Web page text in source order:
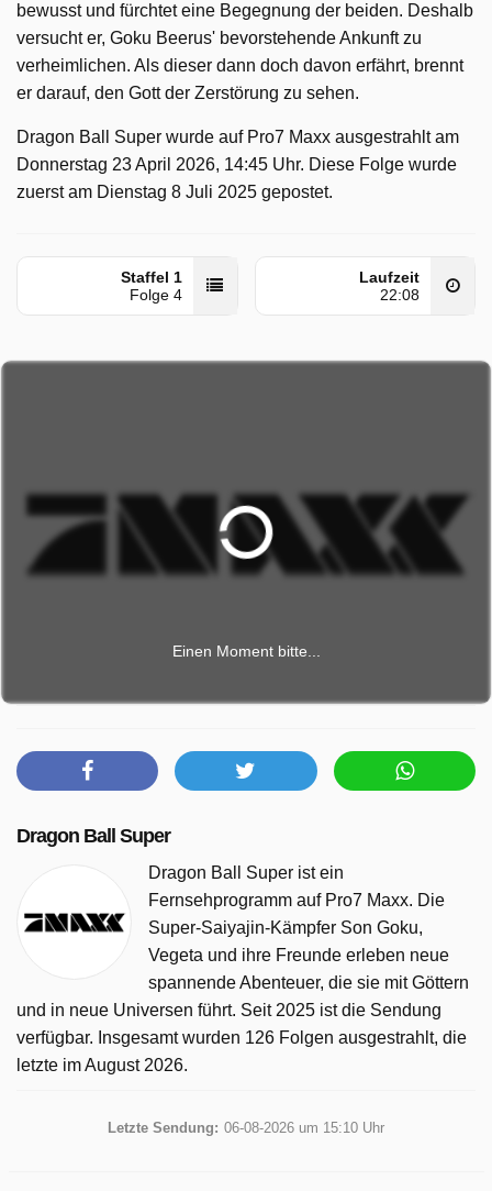
bewusst und fürchtet eine Begegnung der beiden. Deshalb
versucht er, Goku Beerus' bevorstehende Ankunft zu
verheimlichen. Als dieser dann doch davon erfährt, brennt
er darauf, den Gott der Zerstörung zu sehen.
Dragon Ball Super wurde auf Pro7 Maxx ausgestrahlt am
Donnerstag 23 April 2026, 14:45 Uhr. Diese Folge wurde
zuerst am Dienstag 8 Juli 2025 gepostet.
Staffel 1
Folge 4
Laufzeit
22:08
Einen Moment bitte...
Dragon Ball Super
Dragon Ball Super ist ein
Fernsehprogramm auf Pro7 Maxx. Die
Super-Saiyajin-Kämpfer Son Goku,
Vegeta und ihre Freunde erleben neue
spannende Abenteuer, die sie mit Göttern
und in neue Universen führt. Seit 2025 ist die Sendung
verfügbar. Insgesamt wurden 126 Folgen ausgestrahlt, die
letzte im August 2026.
Letzte Sendung: 06-08-2026 um 15:10 Uhr